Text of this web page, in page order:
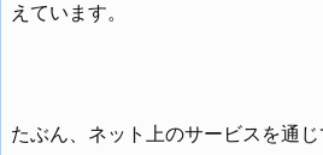
えています。
たぶん、ネット上のサービスを通